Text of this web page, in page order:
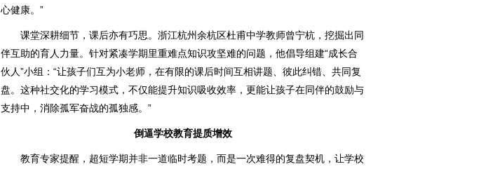
心健康。”
课堂深耕细节，课后亦有巧思。浙江杭州余杭区杜甫中学教师曾宁杭，挖掘出同
伴互助的育人力量。针对紧凑学期里重难点知识攻坚难的问题，他倡导组建“成长合
伙人”小组：“让孩子们互为小老师，在有限的课后时间互相讲题、彼此纠错、共同复
盘。这种社交化的学习模式，不仅能提升知识吸收效率，更能让孩子在同伴的鼓励与
支持中，消除孤军奋战的孤独感。”
倒逼学校教育提质增效
教育专家提醒，超短学期并非一道临时考题，而是一次难得的复盘契机，让学校